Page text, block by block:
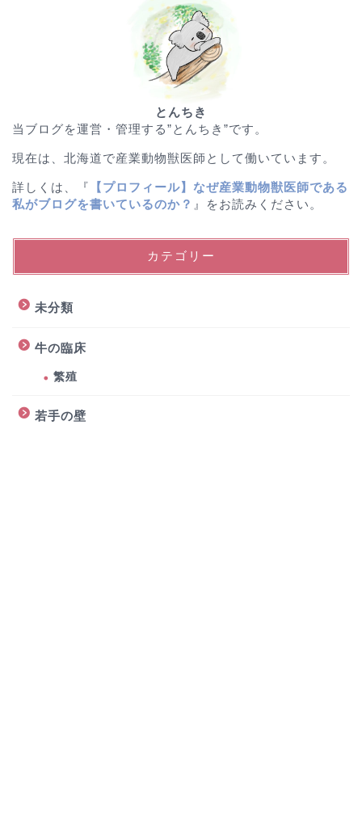
とんちき
当ブログを運営・管理する”とんちき”です。
現在は、北海道で産業動物獣医師として働いています。
詳しくは、『
【プロフィール】なぜ産業動物獣医師である
私がブログを書いているのか？ 』をお読みください。
カテゴリー
未分類
牛の臨床
繁殖
若手の壁